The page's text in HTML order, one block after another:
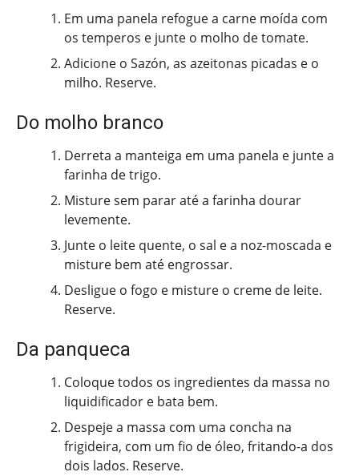
Em uma panela refogue a carne moída com
os temperos e junte o molho de tomate.
Adicione o Sazón, as azeitonas picadas e o
milho. Reserve.
Do molho branco
Derreta a manteiga em uma panela e junte a
farinha de trigo.
Misture sem parar até a farinha dourar
levemente.
Junte o leite quente, o sal e a noz-moscada e
misture bem até engrossar.
Desligue o fogo e misture o creme de leite.
Reserve.
Da panqueca
Coloque todos os ingredientes da massa no
liquidificador e bata bem.
Despeje a massa com uma concha na
frigideira, com um fio de óleo, fritando-a dos
dois lados. Reserve.